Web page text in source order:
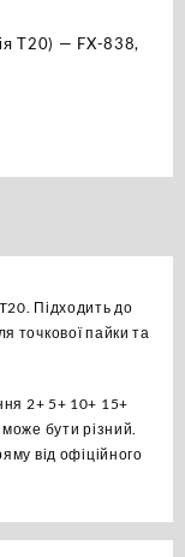
T20) — FX-838,
Підходить до
точкової пайки та
2+ 5+ 10+ 15+
бути різний.
від офіційного